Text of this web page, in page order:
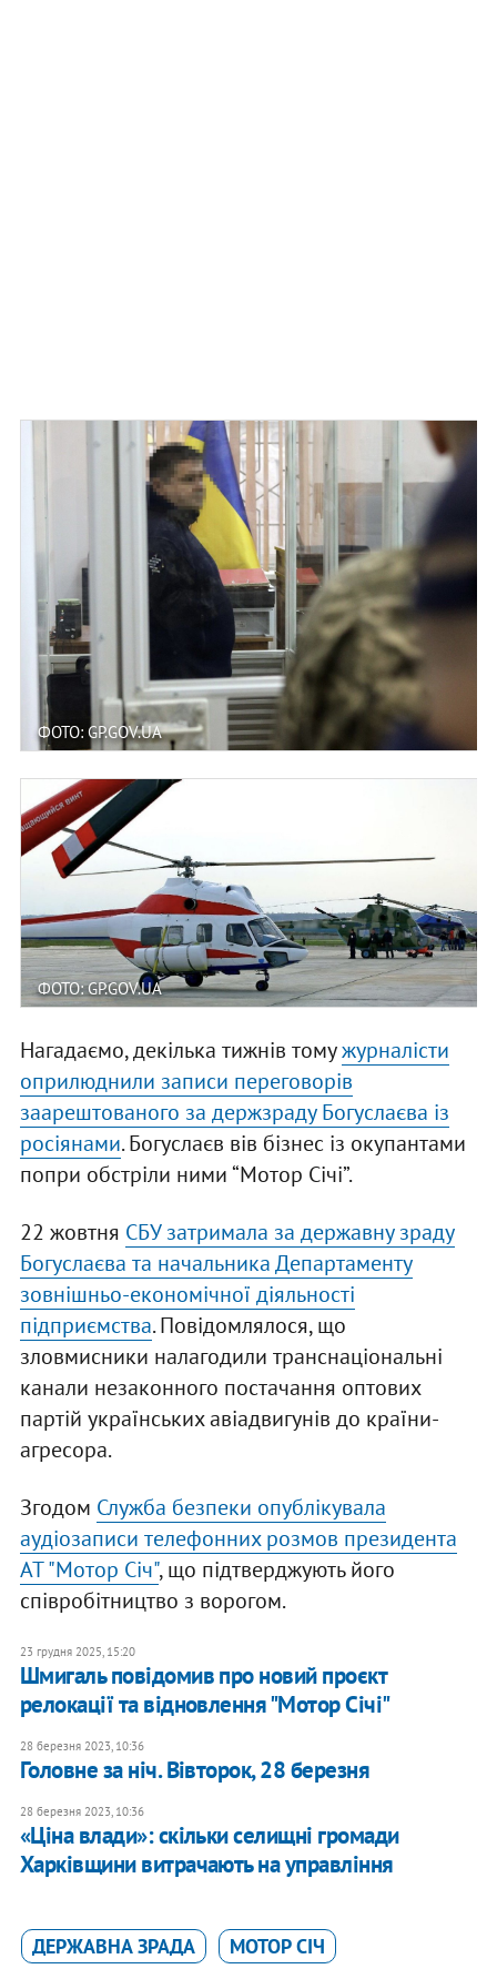
ФОТО: GP.GOV.UA
ФОТО: GP.GOV.UA
Нагадаємо, декілька тижнів томужурналісти
оприлюднили записи переговорів
заарештованого за держзраду Богуслаєва із
росіянами. Богуслаєв вів бізнес із окупантами
попри обстріли ними “Мотор Січі”.
22 жовтня СБУ затримала за державну зраду
Богуслаєва та начальника Департаменту
зовнішньо-економічної діяльності
підприємства. Повідомлялося, що
зловмисники налагодили транснаціональні
канали незаконного постачання оптових
партій українських авіадвигунів до країни-
агресора.
Згодом Служба безпеки опублікувала
аудіозаписи телефонних розмов президента
АТ "Мотор Січ", що підтверджують його
співробітництво з ворогом.
23 грудня 2025, 15:20
​Шмигаль повідомив про новий проєкт
релокації та відновлення "Мотор Січі"
28 березня 2023, 10:36
Головне за ніч. Вівторок, 28 березня
28 березня 2023, 10:36
«Ціна влади»: скільки селищні громади
Харківщини витрачають на управління
ДЕРЖАВНА ЗРАДА МОТОР СІЧ